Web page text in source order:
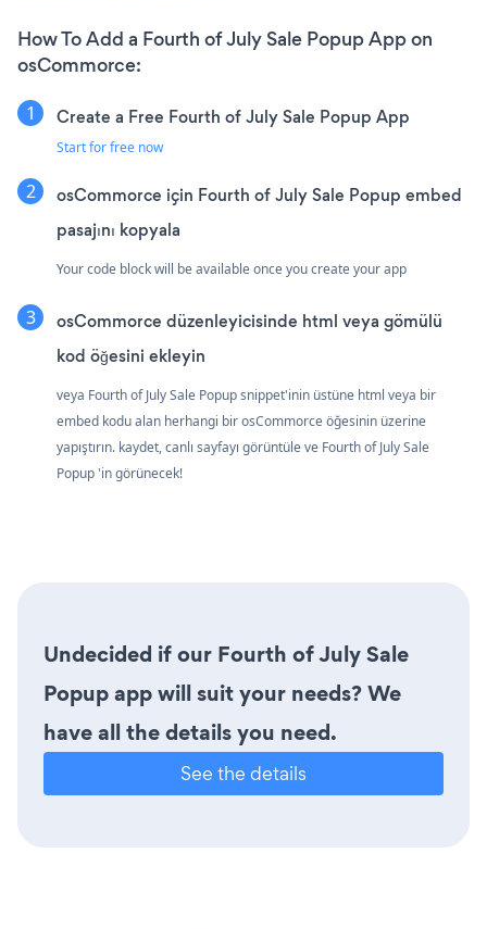
How To Add a Fourth of July Sale Popup App on
osCommorce:
Create a Free Fourth of July Sale Popup App
Start for free now
osCommorce için Fourth of July Sale Popup embed
pasajını kopyala
Your code block will be available once you create your app
osCommorce düzenleyicisinde html veya gömülü
kod öğesini ekleyin
veya Fourth of July Sale Popup snippet'inin üstüne html veya bir
embed kodu alan herhangi bir osCommorce öğesinin üzerine
yapıştırın. kaydet, canlı sayfayı görüntüle ve Fourth of July Sale
Popup 'in görünecek!
Undecided if our Fourth of July Sale
Popup app will suit your needs? We
have all the details you need.
See the details